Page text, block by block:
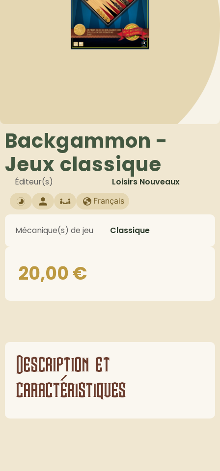
Backgammon -
Jeux classique
Éditeur(s) Loisirs Nouveaux
Français
Mécanique(s) de jeu Classique
20,00€
Description et
caractéristiques